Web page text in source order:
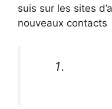
suis sur les sites
nouveaux contacts